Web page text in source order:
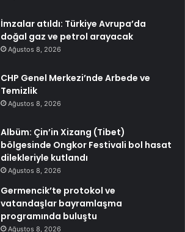
İmzalar atıldı: Türkiye Avrupa’da
doğal gaz ve petrol arayacak
Ağustos 8, 2026
CHP Genel Merkezi’nde Arbede ve
Temizlik
Ağustos 8, 2026
Albüm: Çin’in Xizang (Tibet)
bölgesinde Ongkor Festivali bol hasat
dilekleriyle kutlandı
Ağustos 8, 2026
Germencik’te protokol ve
vatandaşlar bayramlaşma
programında buluştu
Ağustos 8, 2026